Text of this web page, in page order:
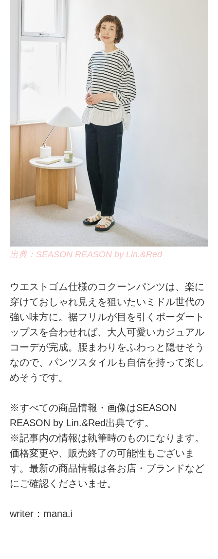
出典：SEASON REASON by Lin.&Red
ウエストゴム仕様のコクーンパンツは、楽に
穿けておしゃれ見えを狙いたいミドル世代の
強い味方に。裾フリルが目を引くボーダート
ップスを合わせれば、大人可愛いカジュアル
コーデが完成。腰まわりをふわっと隠せそう
なので、パンツスタイルも自信を持って楽し
めそうです。
※すべての商品情報・画像はSEASON
REASON by Lin.&Red出典です。
※記事内の情報は執筆時のものになります。
価格変更や、販売終了の可能性もございま
す。最新の商品情報は各お店・ブランドなど
にご確認くださいませ。
writer：mana.i